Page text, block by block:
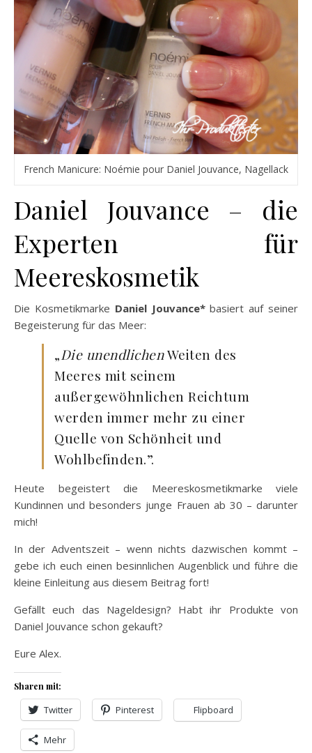
French Manicure: Noémie pour Daniel Jouvance, Nagellack
Daniel Jouvance – die
Experten für
Meereskosmetik
Die Kosmetikmarke Daniel Jouvance*basiert auf seiner
Begeisterung für das Meer:
„Die unendlichenWeiten des
Meeres mit seinem
außergewöhnlichen Reichtum
werden immer mehr zu einer
Quelle von Schönheit und
Wohlbefinden.”.
Heute begeistert die Meereskosmetikmarke viele
Kundinnen und besonders junge Frauen ab 30 – darunter
mich!
In der Adventszeit – wenn nichts dazwischen kommt –
gebe ich euch einen besinnlichen Augenblick und führe die
kleine Einleitung aus diesem Beitrag fort!
Gefällt euch das Nageldesign? Habt ihr Produkte von
Daniel Jouvance schon gekauft?
Eure Alex.
Sharen mit:
Twitter Pinterest Flipboard
Mehr